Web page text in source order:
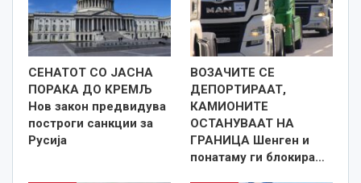
СЕНАТОТ СО ЈАСНА
ПОРАКА ДО КРЕМЉ
Нов закон предвидува
построги санкции за
Русија
ВОЗАЧИТЕ СЕ
ДЕПОРТИРААТ,
КАМИОНИТЕ
ОСТАНУВААТ НА
ГРАНИЦА Шенген и
понатаму ги блокира…